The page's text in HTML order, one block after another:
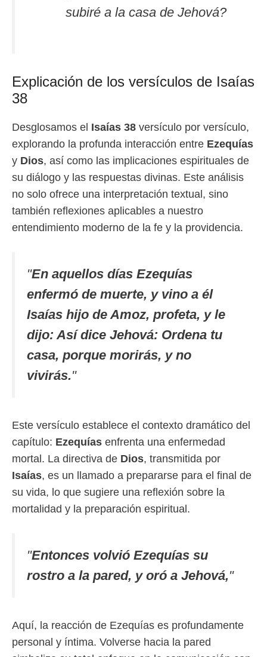
subiré a la casa de Jehová?
Explicación de los versículos de Isaías
38
Desglosamos el Isaías 38 versículo por versículo,
explorando la profunda interacción entre Ezequías
y Dios, así como las implicaciones espirituales de
su diálogo y las respuestas divinas. Este análisis
no solo ofrece una interpretación textual, sino
también reflexiones aplicables a nuestro
entendimiento moderno de la fe y la providencia.
"En aquellos días Ezequías
enfermó de muerte, y vino a él
Isaías hijo de Amoz, profeta, y le
dijo: Así dice Jehová: Ordena tu
casa, porque morirás, y no
vivirás."
Este versículo establece el contexto dramático del
capítulo: Ezequías enfrenta una enfermedad
mortal. La directiva de Dios, transmitida por
Isaías, es un llamado a prepararse para el final de
su vida, lo que sugiere una reflexión sobre la
mortalidad y la preparación espiritual.
"Entonces volvió Ezequías su
rostro a la pared, y oró a Jehová,"
Aquí, la reacción de Ezequías es profundamente
personal y íntima. Volverse hacia la pared